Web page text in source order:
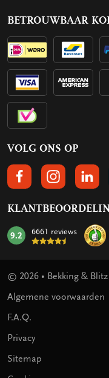
BETROUWBAAR
VOLG ONS OP
VOLGS ONS OP
VOLG ONS
mark:
9.2 6661 reviews
© 2026 • Bekking & Blitz
Algemene voorwaarden
F.A.Q.
Privacy
Sitemap